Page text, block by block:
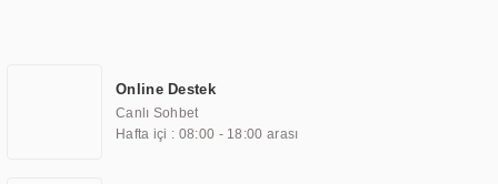
TOCHI markası altında kendi ürettiği ürünlerde kullanmıştır. Günümüzde
TOCHI; videowall, digital signage, kiosk, totem, akıllı durak ekranı, araç içi
ekran, asansör ekranı, digital menüboard, marin ekran, medikal ekran,
Online Destek
Canlı Sohbet
Hafta içi : 08:00 - 18:00 arası